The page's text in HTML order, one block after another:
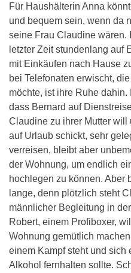
Für Haushälterin Anna
und bequem sein, wenn da
seine Frau Claudine wären.
letzter Zeit stundenlang auf
mit Einkäufen nach Hause
bei Telefonaten erwischt,
möchte, ist ihre Ruhe
dass Bernard auf
Claudine zu ihrer Mutter
auf Urlaub schickt, sehr
verreisen, bleibt aber
der Wohnung, um endlich
hochlegen zu können. Aber
lange, denn plötzlich steht
männlicher Begleitung in
Robert, einem Profiboxer,
Wohnung gemütlich
einem Kampf steht und sich
Alkohol fernhalten sollte.